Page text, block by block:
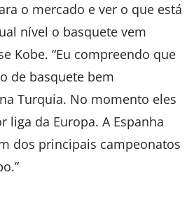
o mercado e ver o que está
nível o basquete vem
Kobe. “Eu compreendo que
de basquete bem
Turquia. No momento eles
liga da Europa. A Espanha
dos principais campeonatos